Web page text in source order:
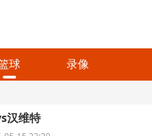
球 录像
汉维特